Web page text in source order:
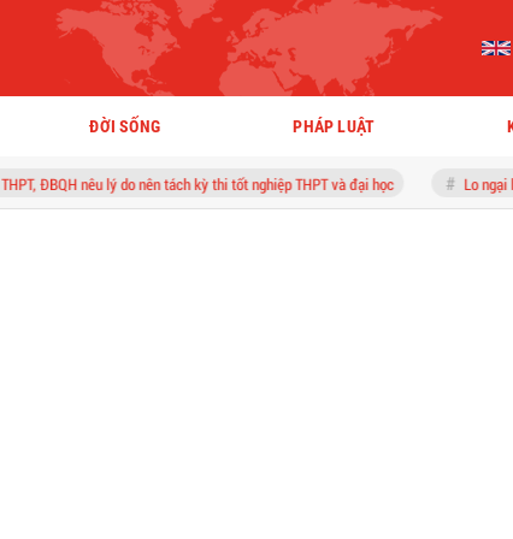
ĐỜI SỐNG PHÁP LUẬT
do nên tách kỳ thi tốt nghiệp THPT và đại học Lo ngại bị drone quấy